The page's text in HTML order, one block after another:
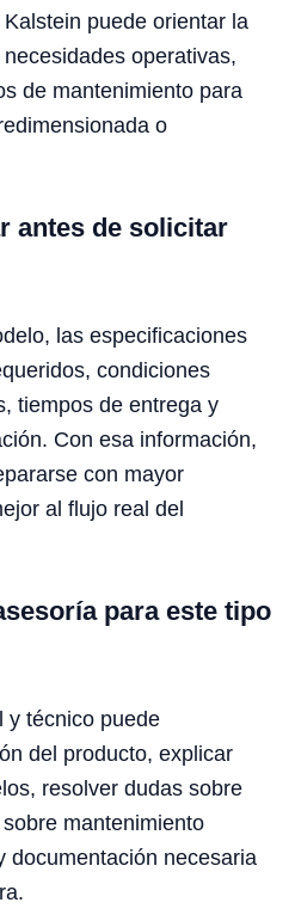
puede orientar la
operativas,
de mantenimiento para
o
antes de solicitar
las especificaciones
condiciones
tiempos de entrega y
Con esa información,
con mayor
al flujo real del
para este tipo
y técnico puede
del producto, explicar
resolver dudas sobre
mantenimiento
documentación necesaria